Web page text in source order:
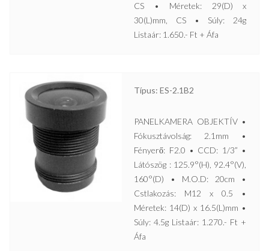
CS • Méretek: 29(D) x
30(L)mm, CS • Súly: 24g
Listaár: 1.650.- Ft + Áfa
Típus: ES-2.1B2
PANELKAMERA OBJEKTÍV •
Fókusztávolság: 2.1mm •
Fényerő: F2.0 • CCD: 1/3” •
Látószög : 125.9°(H), 92.4°(V),
160°(D) • M.O.D: 20cm •
Cstlakozás: M12 x 0.5 •
Méretek: 14(D) x 16.5(L)mm •
Súly: 4.5g Listaár: 1.270.- Ft +
Áfa